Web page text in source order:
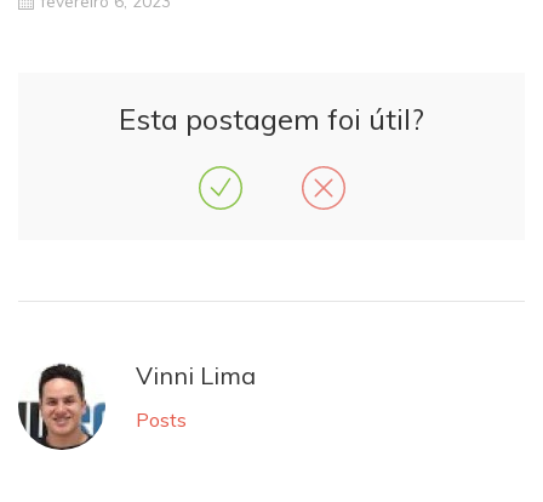
Esta postagem foi útil?
Vinni Lima
Posts